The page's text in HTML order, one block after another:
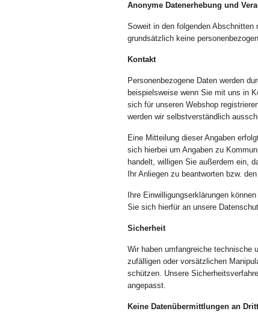
Anonyme Datenerhebung und
Soweit in den folgenden Abschnitten
grundsätzlich keine
Kontakt
Personenbezogene Daten werden
beispielsweise wenn Sie mit uns in
sich für unseren Webshop
werden wir selbstverständlich
Eine Mitteilung dieser Angaben
sich hierbei um Angaben zu
handelt, willigen Sie außerdem ein,
Ihr Anliegen zu beantworten bzw.
Ihre Einwilligungserklärungen
Sie sich hierfür an unsere
Sicherheit
Wir haben umfangreiche technische
zufälligen oder vorsätzlichen
schützen. Unsere
angepasst.
Keine Datenübermittlungen an